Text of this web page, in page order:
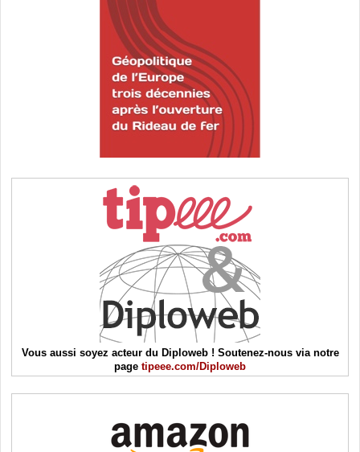
Vous aussi soyez acteur du Diploweb ! Soutenez-nous via notre
page tipeee.com/Diploweb